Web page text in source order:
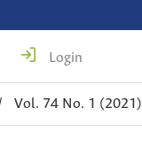
Login
Vol. 74 No. 1 (2021)